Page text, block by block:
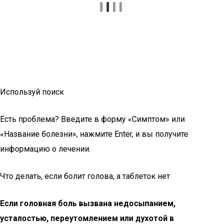
Используй поиск
Есть проблема? Введите в форму «Симптом» или
«Название болезни», нажмите Enter, и вы получите
информацию о лечении.
Что делать, если болит голова, а таблеток нет
Если головная боль вызвана недосыпанием,
усталостью, переутомлением или духотой в